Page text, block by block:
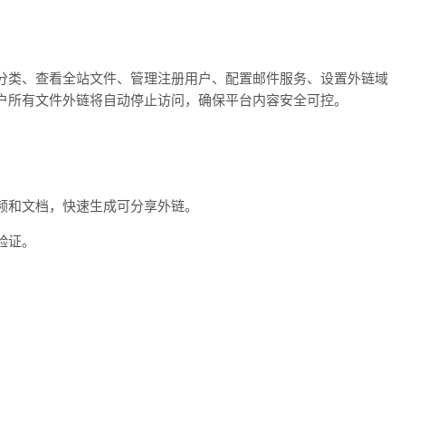
、查看全站文件、管理注册用户、配置邮件服务、设置外链域
有文件外链将自动停止访问，确保平台内容安全可控。
文档，快速生成可分享外链。
。